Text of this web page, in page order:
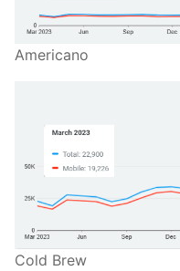
Americano
Cold Brew